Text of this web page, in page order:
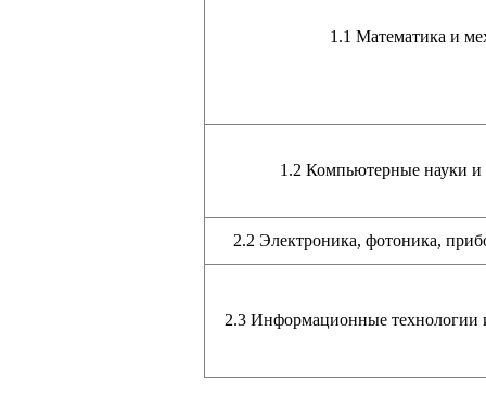
1.1 Математика и
1.2 Компьютерные науки
2.2 Электроника, фотоника,
2.3 Информационные технологии